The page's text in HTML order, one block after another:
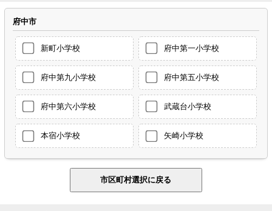
府中市
新町小学校 府中第一小学校
府中第九小学校 府中第五小学校
府中第六小学校 武蔵台小学校
本宿小学校 矢崎小学校